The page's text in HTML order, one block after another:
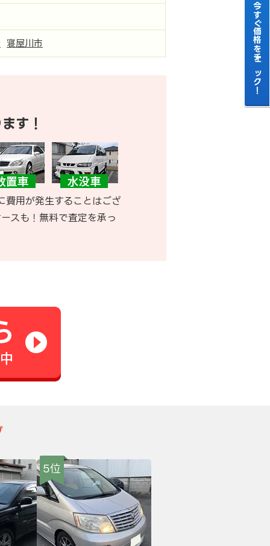
寝屋川市
す！
費用が発生することはござ
スも！無料で査定を承っ
5位
今すぐ価格をチェック！